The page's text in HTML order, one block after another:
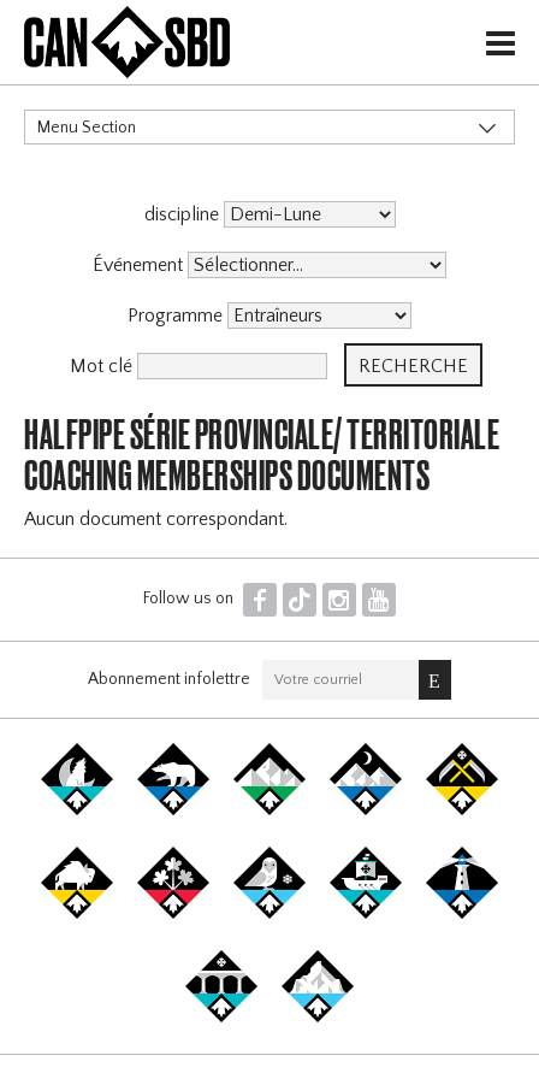
H
Menu Section
discipline
Événement
Programme
Mot clé
HALFPIPE SÉRIE PROVINCIALE/ TERRITORIALE
COACHING MEMBERSHIPS DOCUMENTS
Aucun document correspondant.
Follow us on F T I Y
Abonnement infolettre